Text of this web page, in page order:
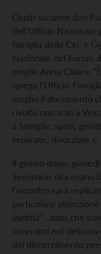
Ospiti saranno don
dell’Ufficio Nazionale
famiglia della Cei, e
Nazionale del Forum
moglie Anna Chiara.
spiega l’Ufficio
meglio il documento
rivolto non solo a
a famiglie, sposi,
separate, divorziate e
Il giorno dopo,
Seminario diocesano
l’incontro sarà
particolare
laetitia”, dato che
sacerdoti nel
del discernimento